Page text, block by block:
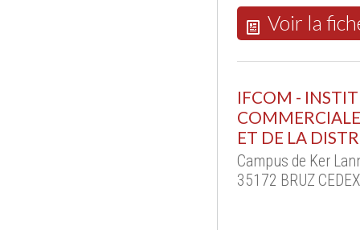
Voir la
IFCOM -
ET DE LA
Campus de Ker
35172 BRUZ